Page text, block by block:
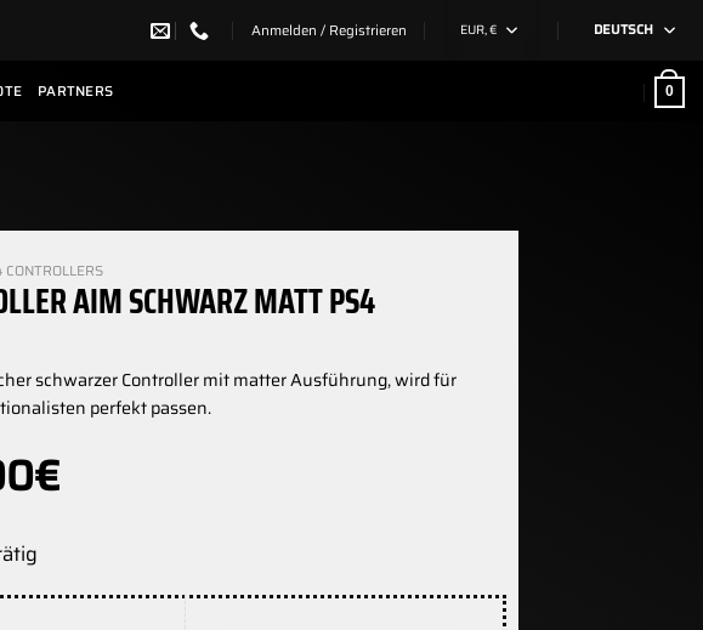
Anmelden / Registrieren EUR, € DEUTSCH
PARTNERS 0
CONTROLLERS
AIM SCHWARZ MATT PS4
schwarzer Controller mit matter Ausführung, wird für
perfekt passen.
€